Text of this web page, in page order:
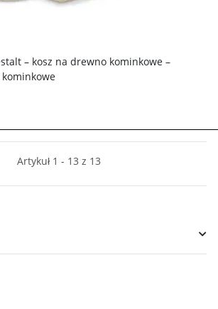
– kosz na drewno kominkowe –
Artykuł 1 - 13 z 13